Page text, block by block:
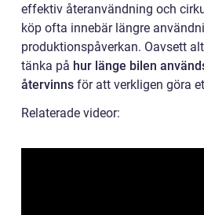
effektiv återanvändning och
köp ofta innebär längre
produktionspåverkan. Oavsett
tänka på hur länge bilen
återvinns för att verkligen göra
Relaterade videor: